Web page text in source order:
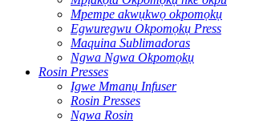
Mpempe akwụkwọ okpomọkụ
Egwuregwu Okpomọkụ Press
Maquina Sublimadoras
Ngwa Ngwa Okpomọkụ
Rosin Presses
Igwe Mmanụ Infuser
Rosin Presses
Ngwa Rosin